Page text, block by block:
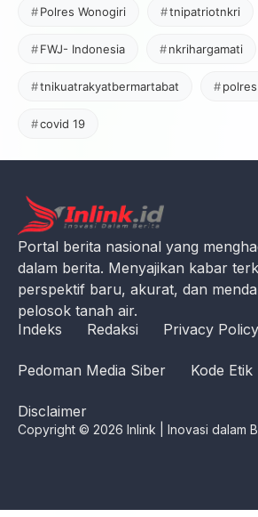
Polres Wonogiri tnipatriotnkri
FWJ- Indonesia nkrihargamati
tnikuatrakyatbermartabat
covid 19
Portal berita nasional yang
dalam berita. Menyajikan kabar
perspektif baru, akurat, dan
pelosok tanah air.
Indeks
Redaksi Privacy Policy
Pedoman Media Siber Kode Etik
Disclaimer
Copyright © 2026 Inlink | Inovasi dalam